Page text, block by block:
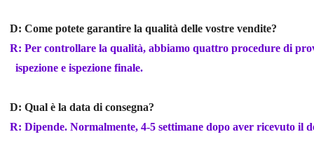
D: Come potete garantire la qualità delle vostre vendite?
R: Per controllare la qualità, abbiamo quattro procedure di
ispezione e ispezione finale.
D: Qual è la data di consegna?
R: Dipende. Normalmente, 4-5 settimane dopo aver ricevuto il